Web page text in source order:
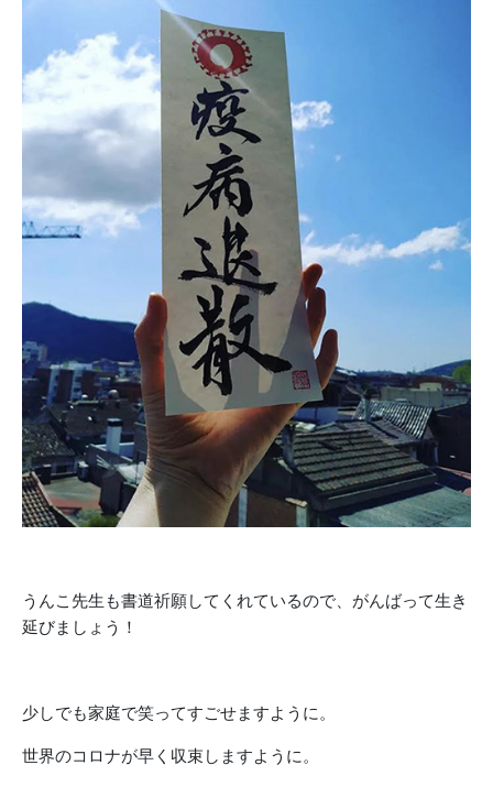
うんこ先生も書道祈願してくれているので、がんばって生き
延びましょう！
少しでも家庭で笑ってすごせますように。
世界のコロナが早く収束しますように。